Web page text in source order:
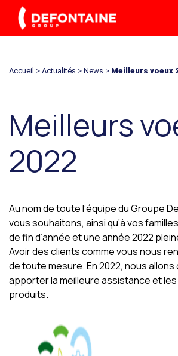
Accueil > Actualités > News > Meilleurs voeux
Meilleurs
2022
Au nom de toute l’équipe du Groupe
vous souhaitons, ainsi qu’à vos
de fin d’année et une année 2022
Avoir des clients comme vous nous
de toute mesure. En 2022, nous
apporter la meilleure assistance et
produits.